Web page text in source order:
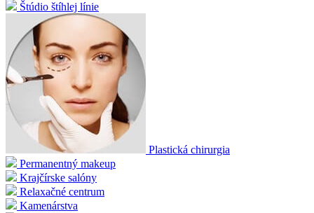
Štúdio štíhlej línie
Plastická chirurgia
Permanentný makeup
Krajčírske salóny
Relaxačné centrum
Kamenárstva